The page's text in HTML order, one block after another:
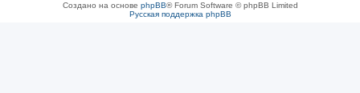
Создано на основе phpBB® Forum Software © phpBB Limited
Русская поддержка phpBB